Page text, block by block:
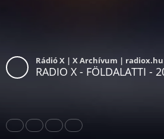
Rádió X | X Archívum | radiox.hu
RADIO X - FÖLDALATTI -
Share Like